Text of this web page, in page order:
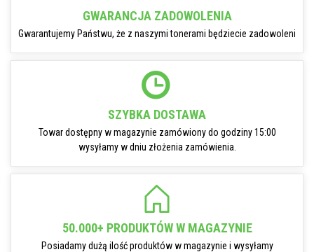
GWARANCJA ZADOWOLENIA
Gwarantujemy Państwu, że z naszymi tonerami będziecie zadowoleni
SZYBKA DOSTAWA
Towar dostępny w magazynie zamówiony do godziny 15:00
wysyłamy w dniu złożenia zamówienia.
50.000+ PRODUKTÓW W MAGAZYNIE
Posiadamy dużą ilość produktów w magazynie i wysyłamy